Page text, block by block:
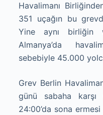
Havalimanı
351 uçağın bu
Yine aynı
Almanya’da
sebebiyle 45.000
Grev Berlin
günü sabaha
24:00’da sona